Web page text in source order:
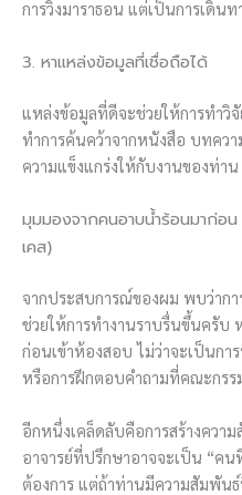
การวิ่งมาราธอน แต่เป็นการเดิน
3. หาแหล่งข้อมูลที่เชื่อถือได้
แหล่งข้อมูลที่ดีจะช่วยให้การทำวิ
ทำการค้นคว้าจากหนังสือ บทควา
ความแข็งแกร่งให้กับงานของท่าน
มุมมองจากคนอาบน้ำร้อนมาก่
เคส)
จากประสบการณ์ของผม พบว่าก
ช่วยให้การทำงานราบรื่นขึ้นครับ
ก่อนเข้าห้องสอบ ไม่ว่าจะเป็นกา
หรือการฝึกตอบคำถามที่คณะกรร
อีกหนึ่งเคล็ดลับคือการสร้างควา
อาจารย์ที่ปรึกษาอาจจะเป็น “คน
ต้องการ แต่ถ้าท่านมีความสัมพัน